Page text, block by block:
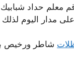
معلم حداد
مدار اليوم لذلك
شاطر ورخيص